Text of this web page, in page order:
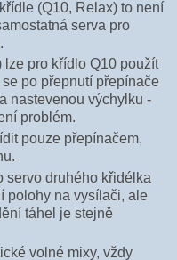
(Q10, Relax) to není
serva pro
pro křídlo Q10 použít
po přepnutí přepínače
nastevenou výchylku -
problém.
pouze přepínačem,
servo druhého křidélka
polohy na vysílači, ale
táhel je stejně
volné mixy, vždy